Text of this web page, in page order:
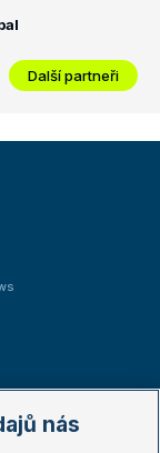
Další partneři
nás